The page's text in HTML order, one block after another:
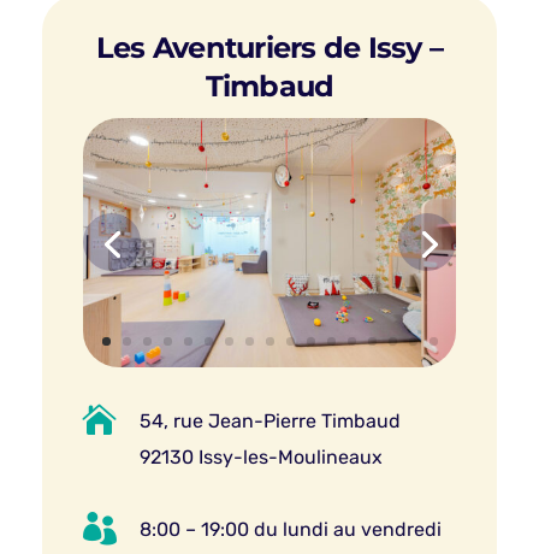
Les Aventuriers de Issy –
Timbaud

54, rue Jean-Pierre Timbaud
92130 Issy-les-Moulineaux
 8:00 – 19:00 du lundi au vendredi